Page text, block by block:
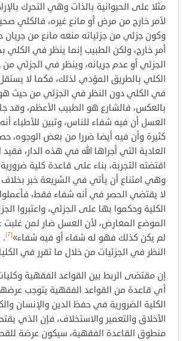
مثلا على الحيوانية بالذات وهي التحرك
لأمر خارج من مرض أو مانع غيره، فالكلي
وكون جزئي من جزئياته منعه مانع من جريان
أمر خارج، ولكن الطبيب إنما ينظر في
الجزئي أو عدم جريانه، وينظر في الجزئي
الكلي بالطريق المؤدي لذلك، فكما لا يستقل
في الكلي دون النظر في الجزئي من حيث
بالعكس، فالشارع هو الطبيب الأعظم، وقد
العسل أن فيه شفاء للناس، وتبين للأطباء
كثيرة وأن فيه أيضا ضررا من بعض الوجوه،
العادية التي أجراها الله في هذه الدار،
اقتضته التجربة، بناء على قاعدة كلية
وهي امتناع أن يأتي في الشريعة خبر
لا يقتضي الحصر في أنه شفاء فقط، فأعملوا
الكلية وحكموا بها على الجزئي، واعتبروا
الموضع المعارض، لأن العسل ضار لمن غلبت
لم يكن كذلك فهو له شفاء أو فيه شفاء»[7]
.
النظر في الجزئيات من خلال ما تقرر في
إن مقتضى الربط بين القواعد الفقهية
أي قاعدة من القواعد الفقهية يتوجب
الكلية الضرورية في حفظ الدين والإنسان
الأخلاق والتعمير والاستخلاف، فإن الذي
منطوق القاعدة الفقهية، سيكون عرضة